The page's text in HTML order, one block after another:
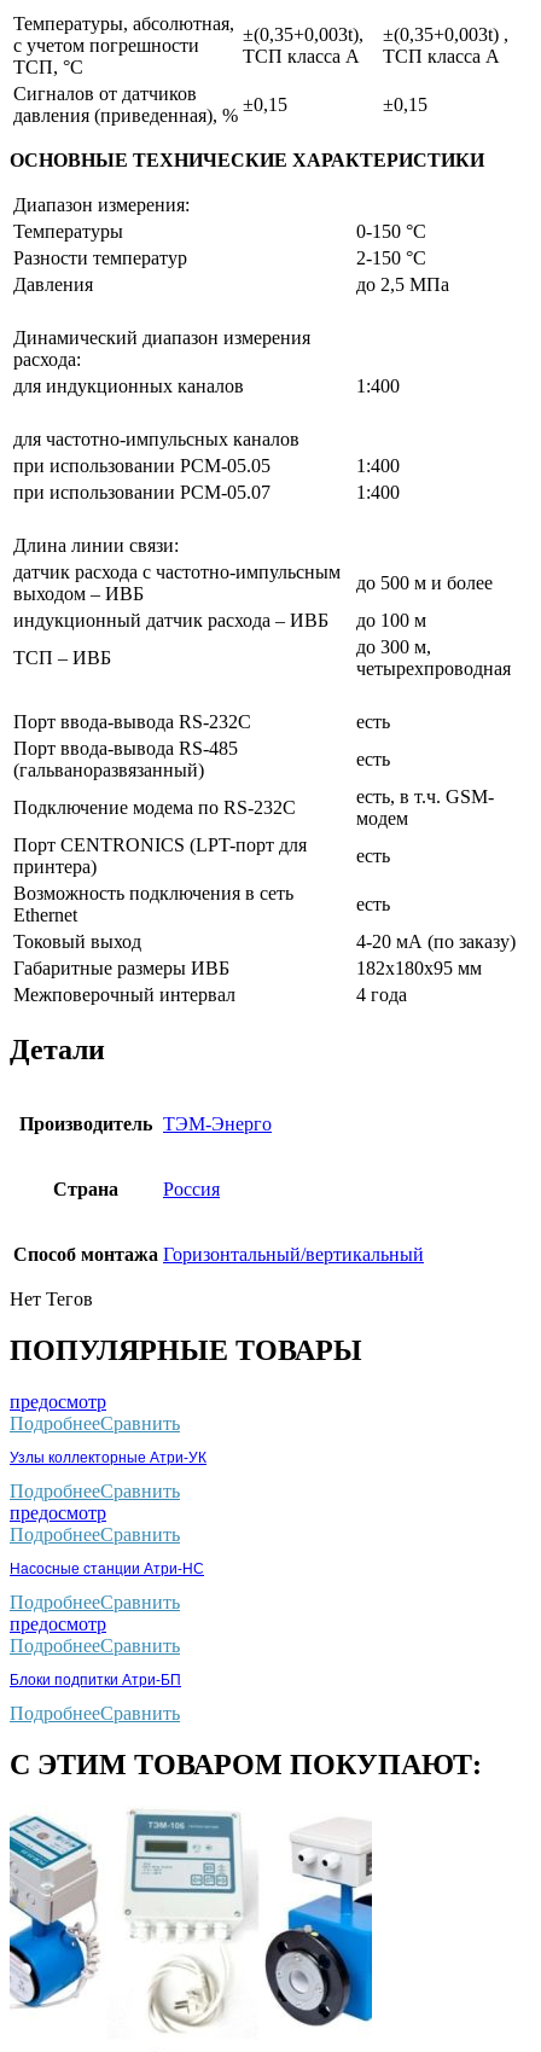
Температуры, абсолютная,
с учетом погрешности
ТСП, °С
±(0,35+0,003t),
ТСП класса А
±(0,35+0,003t) ,
ТСП класса А
Сигналов от датчиков
давления (приведенная), %
±0,15 ±0,15
ОСНОВНЫЕ ТЕХНИЧЕСКИЕ ХАРАКТЕРИСТИКИ
Диапазон измерения:
Температуры
0-150 °С
Разности температур
2-150 °С
Давления
до 2,5 МПа
Динамический диапазон измерения
расхода:
для индукционных каналов
1:400
для частотно-импульсных каналов
при использовании РСМ-05.05
1:400
при использовании РСМ-05.07
1:400
Длина линии связи:
датчик расхода c частотно-импульсным
выходом – ИВБ
до 500 м и более
индукционный датчик расхода – ИВБ
до 100 м
ТСП – ИВБ
до 300 м,
четырехпроводная
Порт ввода-вывода RS-232С
есть
Порт ввода-вывода RS-485
(гальваноразвязанный)
есть
Подключение модема по RS-232С
есть, в т.ч. GSM-
модем
Порт CENTRONICS (LPT-порт для
принтера)
есть
Возможность подключения в сеть
Ethernet
есть
Токовый выход
4-20 мА (по заказу)
Габаритные размеры ИВБ
182х180х95 мм
Межповерочный интервал
4 года
Детали
Производитель ТЭМ-Энерго
Страна Россия
Способ монтажа Горизонтальный/вертикальный
Нет Тегов
ПОПУЛЯРНЫЕ ТОВАРЫ
предосмотр
ПодробнееСравнить
Узлы коллекторные Атри-УК
ПодробнееСравнить
предосмотр
ПодробнееСравнить
Насосные станции Атри-НС
ПодробнееСравнить
предосмотр
ПодробнееСравнить
Блоки подпитки Атри-БП
ПодробнееСравнить
С ЭТИМ ТОВАРОМ ПОКУПАЮТ: